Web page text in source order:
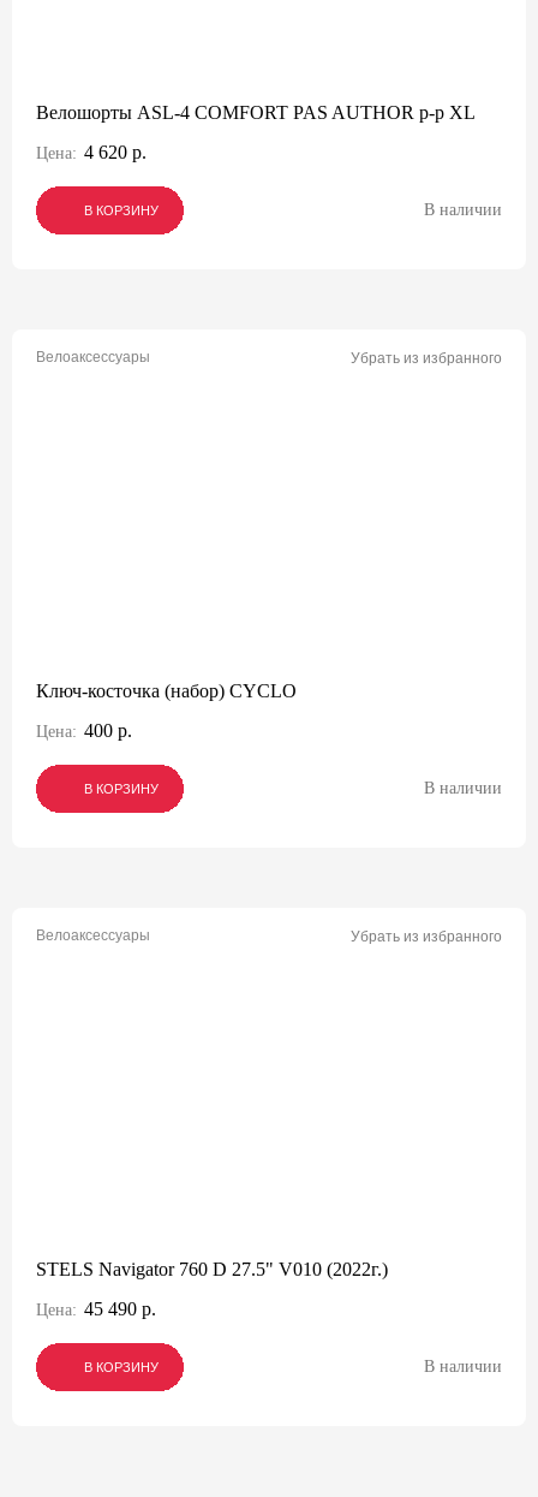
Велошорты ASL-4 COMFORT PAS AUTHOR р-р XL
Цена: 4 620 р.
В КОРЗИНУ
В КОРЗИНУ
В КОРЗИНУ В наличии
Велоаксессуары Убрать из избранного
Ключ-косточка (набор) CYCLO
Цена: 400 р.
В КОРЗИНУ
В КОРЗИНУ
В КОРЗИНУ В наличии
Велоаксессуары Убрать из избранного
STELS Navigator 760 D 27.5" V010 (2022г.)
Цена: 45 490 р.
В КОРЗИНУ
В КОРЗИНУ
В КОРЗИНУ В наличии